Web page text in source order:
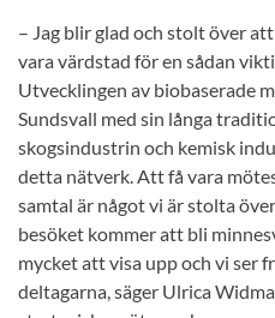
– Jag blir glad och stolt över
vara värdstad för en sådan
Utvecklingen av biobaserade
Sundsvall med sin långa
skogsindustrin och kemisk
detta nätverk. Att få vara
samtal är något vi är stolta
besöket kommer att bli
mycket att visa upp och vi ser
deltagarna, säger Ulrica